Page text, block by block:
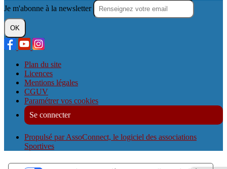
Je m'abonne à la newsletter
OK
Plan du site
Licences
Mentions légales
CGUV
Paramétrer vos cookies
Se connecter
Propulsé par AssoConnect, le logiciel des associations
Sportives